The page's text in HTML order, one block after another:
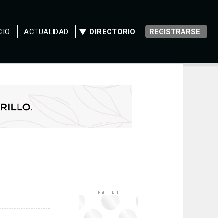
ACTUALIDAD DIRECTORIO REGISTRARSE